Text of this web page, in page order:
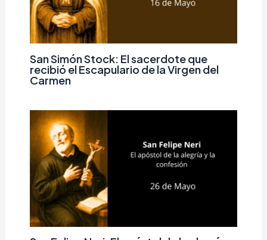
San Simón Stock: El sacerdote que
recibió el Escapulario de la Virgen del
Carmen